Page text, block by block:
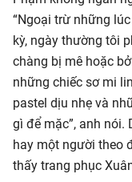
“Ngoại trừ những
kỳ, ngày thường tôi
chàng bị mê hoặc
những chiếc sơ mi
pastel dịu nhẹ và
gì để mặc”, anh nói.
hay một người theo
thấy trang phục